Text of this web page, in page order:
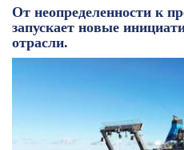
От неопределенности к
запускает новые
отрасли.